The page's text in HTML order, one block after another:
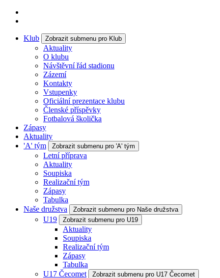
Klub Zobrazit submenu pro Klub
Aktuality
O klubu
Návštěvní řád stadionu
Zázemí
Kontakty
Vstupenky
Oficiální prezentace klubu
Členské příspěvky
Fotbalová školička
Zápasy
Aktuality
'A' tým
Zobrazit submenu pro 'A' tým
Letní příprava
Aktuality
Soupiska
Realizační tým
Zápasy
Tabulka
Naše družstva
Zobrazit submenu pro Naše družstva
U19 Zobrazit submenu pro U19
Aktuality
Soupiska
Realizační tým
Zápasy
Tabulka
U17 Čecomet
Zobrazit submenu pro U17 Čecomet